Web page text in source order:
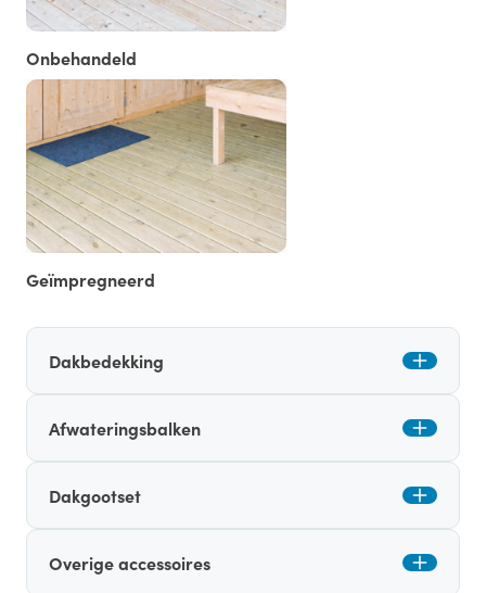
Onbehandeld
Geïmpregneerd
Dakbedekking
Afwateringsbalken
Dakgootset
Overige accessoires